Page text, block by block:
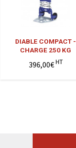
DIABLE COMPACT -
CHARGE 250 KG
396,00€HT